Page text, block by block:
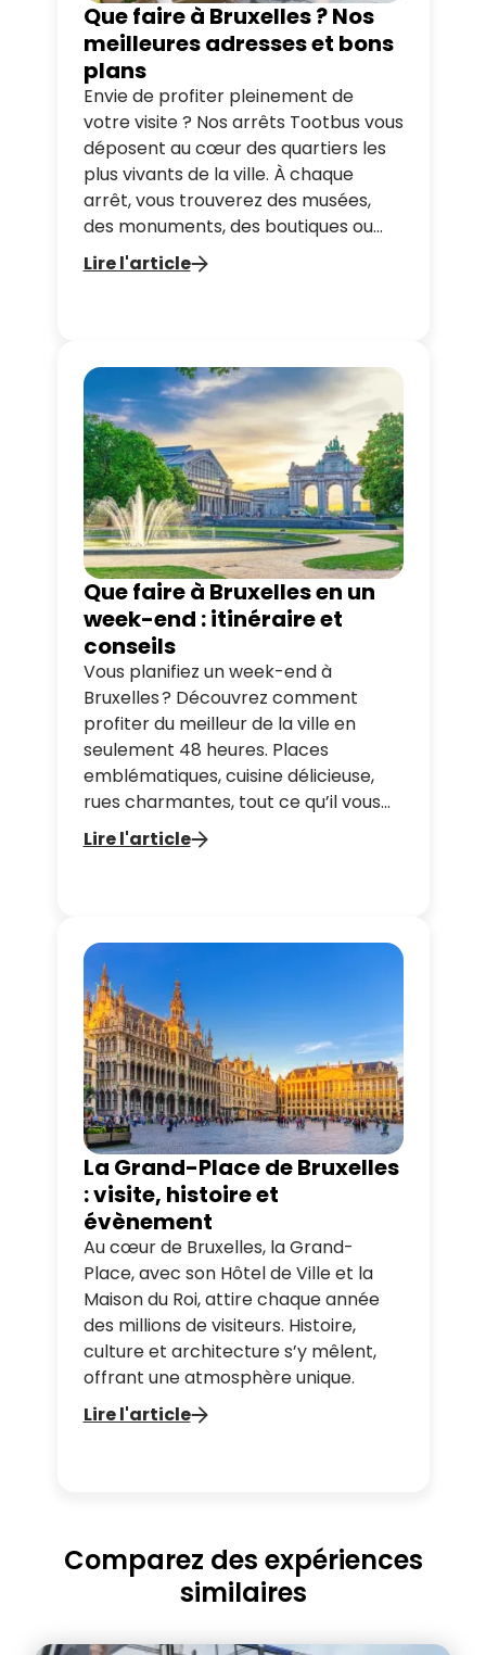
Que faire à Bruxelles ? Nos
meilleures adresses et bons
plans
Envie de profiter pleinement de
votre visite ? Nos arrêts Tootbus vous
déposent au cœur des quartiers les
plus vivants de la ville. À chaque
arrêt, vous trouverez des musées,
des monuments, des boutiques ou
des lieux gourmands à explorer.
Suivez nos suggestions et découvrez
Lire l'article
Que faire à Bruxelles en un
week-end : itinéraire et
conseils
Vous planifiez un week-end à
Bruxelles ? Découvrez comment
profiter du meilleur de la ville en
seulement 48 heures. Places
emblématiques, cuisine délicieuse,
rues charmantes, tout ce qu’il vous
faut pour une escapade parfaite.
Lire l'article
La Grand-Place de Bruxelles
: visite, histoire et
évènement
Au cœur de Bruxelles, la Grand-
Place, avec son Hôtel de Ville et la
Maison du Roi, attire chaque année
des millions de visiteurs. Histoire,
culture et architecture s’y mêlent,
offrant une atmosphère unique.
Lire l'article
Comparez des expériences
similaires